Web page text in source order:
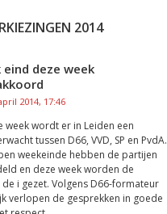
2014
deze week
2014, 17:46
week wordt er in Leiden een
tussen D66, VVD, SP en PvdA.
weekeinde hebben de partijen
en deze week worden de
i gezet. Volgens D66-formateur
verlopen de gesprekken in goede